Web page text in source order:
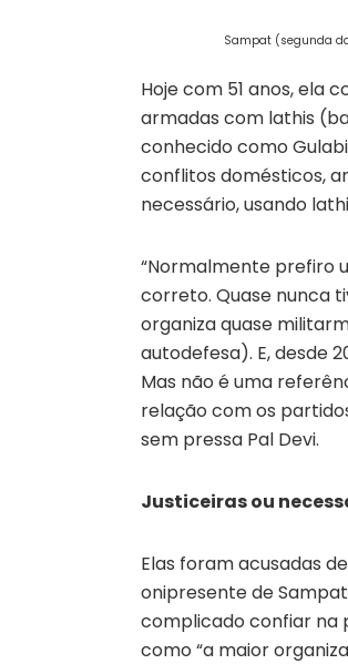
Sampat (segunda
Hoje com 51 anos, ela
armadas com lathis
conhecido como
conflitos domésticos,
necessário, usando
“Normalmente prefiro
correto. Quase nunca
organiza quase
autodefesa). E, desde
Mas não é uma
relação com os
sem pressa Pal Devi.
Justiceiras ou
Elas foram acusadas
onipresente de
complicado confiar na
como “a maior